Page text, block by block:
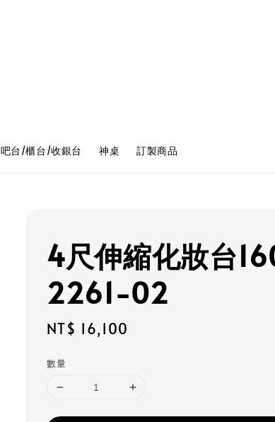
吧台/櫃台/收銀台 神桌 訂製商品
4尺伸縮化妝台
2261-02
Regular
NT$ 16,100
數量